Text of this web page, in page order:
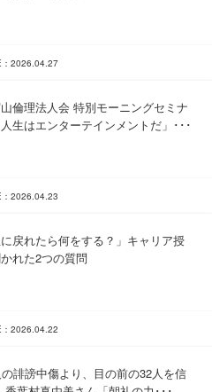
：2026.04.27
倫理法人会 特別モーニングセミナ
生はエンターテインメントだ」･･･
：2026.04.23
に戻れたら何をする？」キャリア授
れた2つの質問
：2026.04.22
誹謗中傷より、目の前の32人を信